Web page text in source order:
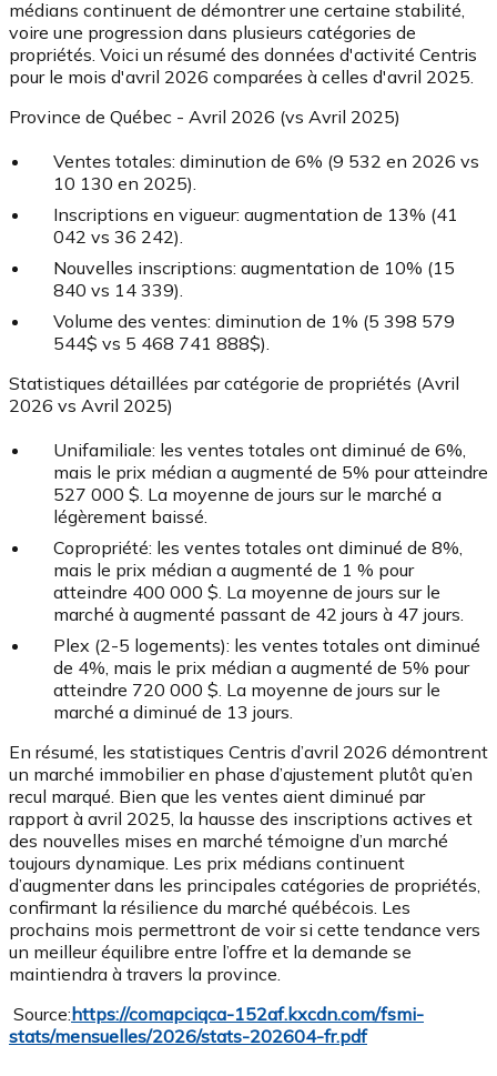
médians continuent de démontrer une certaine stabilité,
voire une progression dans plusieurs catégories de
propriétés. Voici un résumé des données d'activité Centris
pour le mois d'avril 2026 comparées à celles d'avril 2025.
Province de Québec - Avril 2026 (vs Avril 2025)
Ventes totales: diminution de 6% (9 532 en 2026 vs
10 130 en 2025).
Inscriptions en vigueur: augmentation de 13% (41
042 vs 36 242).
Nouvelles inscriptions: augmentation de 10% (15
840 vs 14 339).
Volume des ventes: diminution de 1% (5 398 579
544$ vs 5 468 741 888$).
Statistiques détaillées par catégorie de propriétés (Avril
2026 vs Avril 2025)
Unifamiliale: les ventes totales ont diminué de 6%,
mais le prix médian a augmenté de 5% pour atteindre
527 000 $. La moyenne de jours sur le marché a
légèrement baissé.
Copropriété: les ventes totales ont diminué de 8%,
mais le prix médian a augmenté de 1 % pour
atteindre 400 000 $. La moyenne de jours sur le
marché à augmenté passant de 42 jours à 47 jours.
Plex (2-5 logements): les ventes totales ont diminué
de 4%, mais le prix médian a augmenté de 5% pour
atteindre 720 000 $. La moyenne de jours sur le
marché a diminué de 13 jours.
En résumé, les statistiques Centris d’avril 2026 démontrent
un marché immobilier en phase d’ajustement plutôt qu’en
recul marqué. Bien que les ventes aient diminué par
rapport à avril 2025, la hausse des inscriptions actives et
des nouvelles mises en marché témoigne d’un marché
toujours dynamique. Les prix médians continuent
d’augmenter dans les principales catégories de propriétés,
confirmant la résilience du marché québécois. Les
prochains mois permettront de voir si cette tendance vers
un meilleur équilibre entre l’offre et la demande se
maintiendra à travers la province.
Source:https://comapciqca-152af.kxcdn.com/fsmi-
stats/mensuelles/2026/stats-202604-fr.pdf